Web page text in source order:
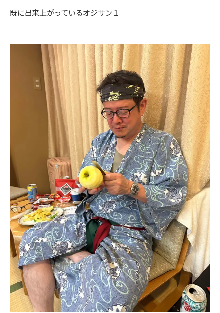
既に出来上がっているオジサン１